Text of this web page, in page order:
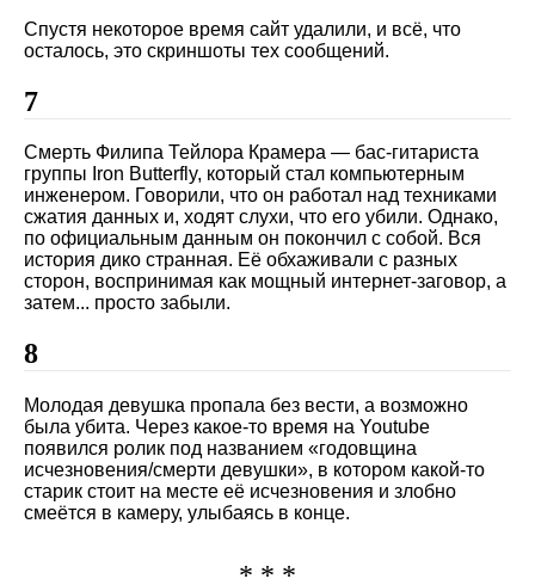
Спустя некоторое время сайт удалили, и всё, что
осталось, это скриншоты тех сообщений.
7
Смерть Филипа Тейлора Крамера — бас-гитариста
группы Iron Butterfly, который стал компьютерным
инженером. Говорили, что он работал над техниками
сжатия данных и, ходят слухи, что его убили. Однако,
по официальным данным он покончил с собой. Вся
история дико странная. Её обхаживали с разных
сторон, воспринимая как мощный интернет-заговор, а
затем... просто забыли.
8
Молодая девушка пропала без вести, а возможно
была убита. Через какое-то время на Youtube
появился ролик под названием «годовщина
исчезновения/смерти девушки», в котором какой-то
старик стоит на месте её исчезновения и злобно
смеётся в камеру, улыбаясь в конце.